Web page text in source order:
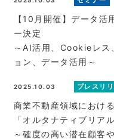
【10月開催】データ活
ー決定
～AI活用、Cookieレス
ョン、データ活用～
2025.10.03 プレスリ
商業不動産領域におけ
「オルタナティブリア
～確度の高い潜在顧客